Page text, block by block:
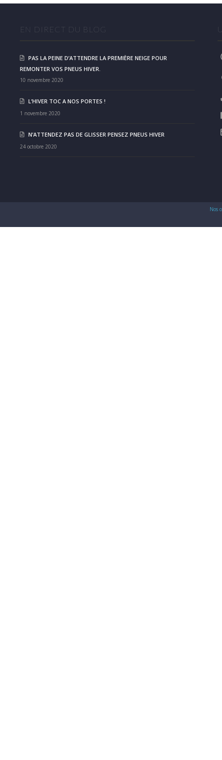
EN DIRECT DU BLOG
PAS LA PEINE D’ATTENDRE LA PREMIÈRE NEIGE POUR
REMONTER VOS PNEUS HIVER.
10 novembre 2020
L’HIVER TOC A NOS PORTES !
1 novembre 2020
N’ATTENDEZ PAS DE GLISSER PENSEZ PNEUS HIVER
24 octobre 2020
Nos